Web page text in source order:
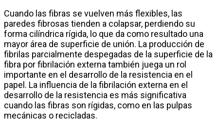
Cuando las fibras se vuelven más flexibles, las
paredes fibrosas tienden a colapsar, perdiendo su
forma cilíndrica rígida, lo que da como resultado una
mayor área de superficie de unión. La producción de
fibrilas parcialmente despegadas de la superficie de la
fibra por fibrilación externa también juega un rol
importante en el desarrollo de la resistencia en el
papel. La influencia de la fibrilación externa en el
desarrollo de la resistencia es más significativa
cuando las fibras son rígidas, como en las pulpas
mecánicas o recicladas.